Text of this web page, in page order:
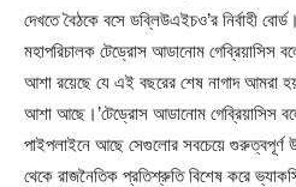
দেখতে বৈঠকে বসে ডব্লিউএইচও’র নির্বাহী
মহাপরিচালক টেড্রোস আডানোম গেব্রিয়াসিস
আশা রয়েছে যে এই বছরের শেষ নাগাদ আমরা
আশা আছে।’টেড্রোস আডানোম গেব্রিয়াসিস
পাইপলাইনে আছে সেগুলোর সবচেয়ে গুরুত্বপূর্ণ
থেকে রাজনৈতিক প্রতিশ্রুতি বিশেষ করে